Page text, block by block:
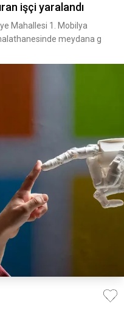
işçi yaralandı
Mahallesi 1. Mobilya
meydana g